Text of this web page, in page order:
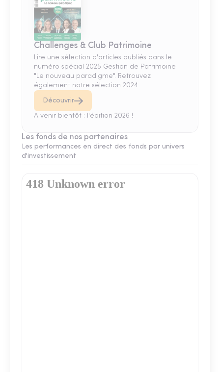
Challenges & Club Patrimoine
Lire une sélection d'articles publiés dans le
numéro spécial 2025 Gestion de Patrimoine
"Le nouveau paradigme". Retrouvez
également notre sélection 2024.
Découvrir
A venir bientôt : l'édition 2026 !
Les fonds de nos partenaires
Les performances en direct des fonds par univers
d'investissement